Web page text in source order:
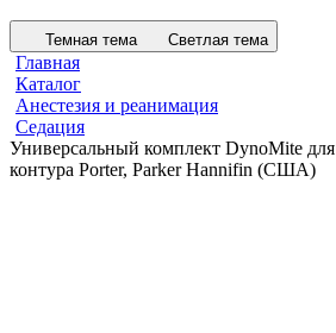
Темная тема Светлая тема
Главная
Каталог
Анестезия и реанимация
Седация
Универсальный комплект DynoMite
контура Porter, Parker Hannifin (США)